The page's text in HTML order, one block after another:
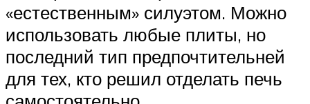
«естественным» силуэтом. Можно
использовать любые плиты, но
последний тип предпочтительней
для тех, кто решил отделать печь